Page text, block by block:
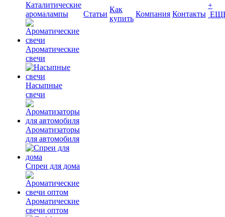
Каталитические
аромалампы
Ароматические
свечи
Насыпные
свечи
Ароматизаторы
для автомобиля
Спреи для дома
Ароматические
свечи оптом
Статьи
Как
купить
Компания Контакты
+